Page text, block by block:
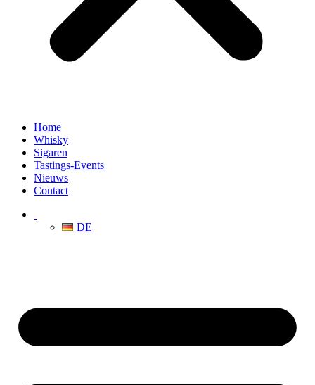
Home
Whisky
Sigaren
Tastings-Events
Nieuws
Contact
DE